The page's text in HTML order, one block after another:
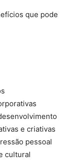
que pode
e criativas
pessoal
cultural